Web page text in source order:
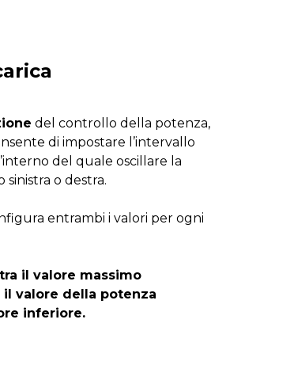
del controllo della potenza,
di impostare l’intervallo
del quale oscillare la
o destra.
entrambi i valori per ogni
il valore massimo
valore della potenza
inferiore.